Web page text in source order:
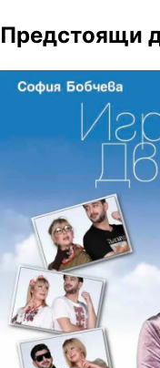
Предстоящи